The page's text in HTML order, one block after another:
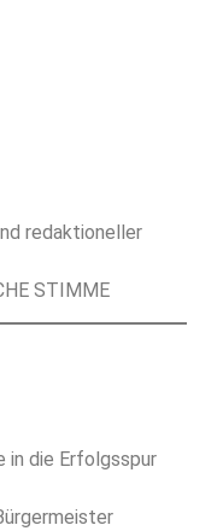
redaktioneller
STIMME
in die Erfolgsspur